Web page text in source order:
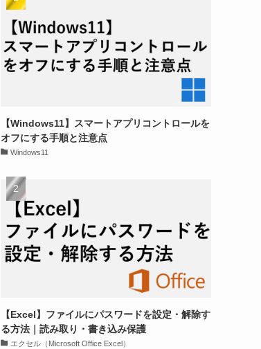
【Windows11】スマートアプリコントロールを
オフにする手順と注意点
Windows11
【Excel】ファイルにパスワードを設定・解除す
る方法｜読み取り・書き込み保護
エクセル（Microsoft Office Excel）